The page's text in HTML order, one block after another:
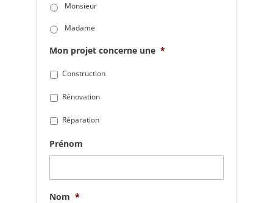
Monsieur
Madame
Mon projet concerne une *
Construction
Rénovation
Réparation
Prénom
Nom *